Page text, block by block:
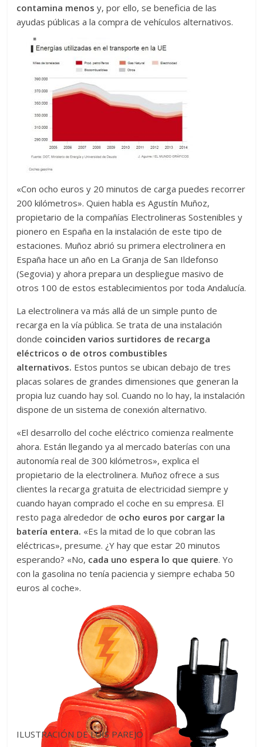
contamina menos y, por ello, se beneficia de las
ayudas públicas a la compra de vehículos alternativos.
«Con ocho euros y 20 minutos de carga puedes recorrer
200 kilómetros». Quien habla es Agustín Muñoz,
propietario de la compañías Electrolineras Sostenibles y
pionero en España en la instalación de este tipo de
estaciones. Muñoz abrió su primera electrolinera en
España hace un año en La Granja de San Ildefonso
(Segovia) y ahora prepara un despliegue masivo de
otros 100 de estos establecimientos por toda Andalucía.
La electrolinera va más allá de un simple punto de
recarga en la vía pública. Se trata de una instalación
donde coinciden varios surtidores de recarga
eléctricos o de otros combustibles
alternativos. Estos puntos se ubican debajo de tres
placas solares de grandes dimensiones que generan la
propia luz cuando hay sol. Cuando no lo hay, la instalación
dispone de un sistema de conexión alternativo.
«El desarrollo del coche eléctrico comienza realmente
ahora. Están llegando ya al mercado baterías con una
autonomía real de 300 kilómetros», explica el
propietario de la electrolinera. Muñoz ofrece a sus
clientes la recarga gratuita de electricidad siempre y
cuando hayan comprado el coche en su empresa. El
resto paga alrededor de ocho euros por cargar la
batería entera. «Es la mitad de lo que cobran las
eléctricas», presume. ¿Y hay que estar 20 minutos
esperando? «No, cada uno espera lo que quiere. Yo
con la gasolina no tenía paciencia y siempre echaba 50
euros al coche».
ILUSTRACIÓN DE LUIS PAREJO